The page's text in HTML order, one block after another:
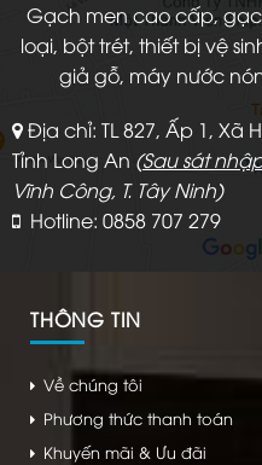
Gạch men cao cấp,
loại, bột trét, thiết bị vệ
giả gỗ, máy nước
Địa chỉ: TL 827, Ấp 1, Xã
Tỉnh Long An (Sau sát
Vĩnh Công, T. Tây Ninh)
Hotline: 0858 707 279
THÔNG TIN
Về chúng tôi
Phương thức thanh toán
Khuyến mãi & Ưu đãi